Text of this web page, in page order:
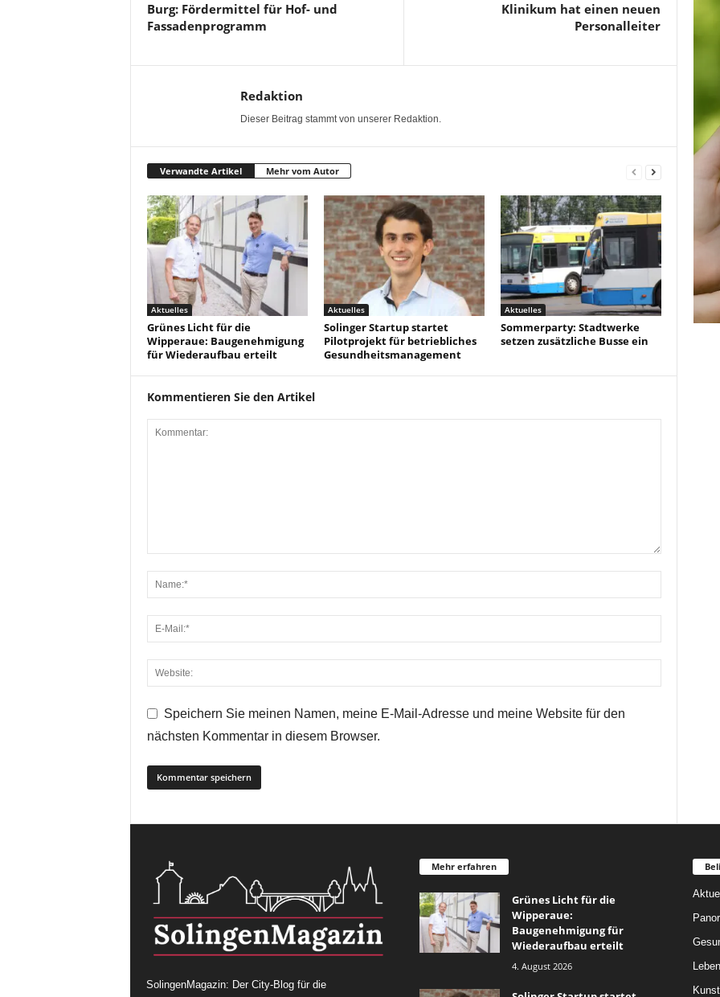
Burg: Fördermittel für Hof- und
Fassadenprogramm
Klinikum hat einen neuen
Personalleiter
Redaktion
Dieser Beitrag stammt von unserer Redaktion.
Verwandte Artikel Mehr vom Autor
Aktuelles
Grünes Licht für die
Wipperaue: Baugenehmigung
für Wiederaufbau erteilt
Aktuelles
Solinger Startup startet
Pilotprojekt für betriebliches
Gesundheitsmanagement
Aktuelles
Sommerparty: Stadtwerke
setzen zusätzliche Busse ein
Kommentieren Sie den Artikel
Speichern Sie meinen Namen, meine E-Mail-Adresse und meine Website für den
nächsten Kommentar in diesem Browser.
SolingenMagazin: Der City-Blog für die
Mehr erfahren
Grünes Licht für die
Wipperaue:
Baugenehmigung für
Wiederaufbau erteilt
4. August 2026